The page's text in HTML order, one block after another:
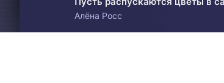
Алёна Росс